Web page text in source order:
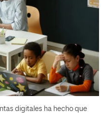
digitales ha hecho que